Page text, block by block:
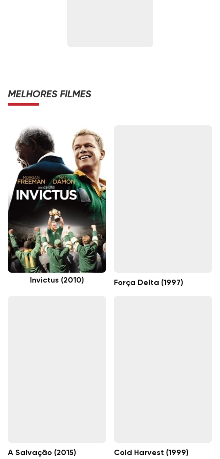
MELHORES FILMES
Invictus (2010) Força Delta (1997)
A Salvação (2015) Cold Harvest (1999)